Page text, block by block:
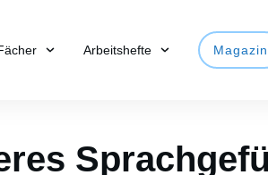
Arbeitshefte Magazin